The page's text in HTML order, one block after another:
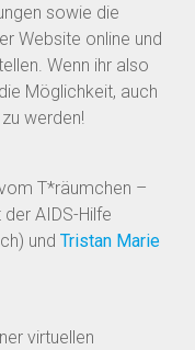
sowie die
Website online und
Wenn ihr also
Möglichkeit, auch
werden!
T*räumchen –
AIDS-Hilfe
und Tristan Marie
virtuellen